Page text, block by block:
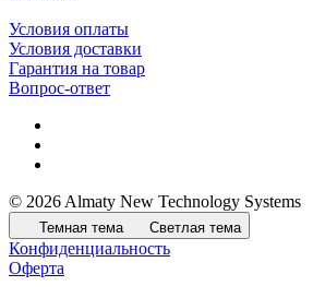
Условия оплаты
Условия доставки
Гарантия на товар
Вопрос-ответ
© 2026 Almaty New Technology Systems
Темная тема Светлая тема
Конфиденциальность
Оферта